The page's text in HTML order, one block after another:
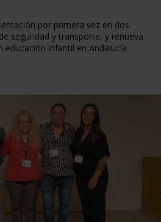
por primera vez en dos
seguridad y transporte, y renueva
educación infantil en Andalucía.